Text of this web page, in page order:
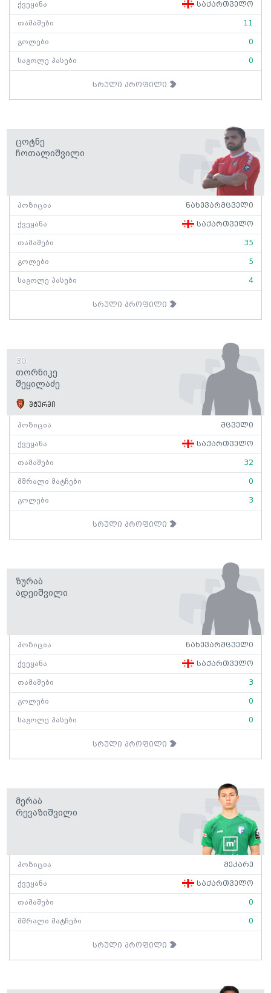
ქვეყანა საქართველო
თამაშები 11
გოლები 0
საგოლე პასები 0
სრული პროფილი
Ცოტნე
Ჩოთალიშვილი
პოზიცია ნახევარმცველი
ქვეყანა საქართველო
თამაშები 35
გოლები 5
საგოლე პასები 4
სრული პროფილი
30
Თორნიკე
Შეყილაძე
შტურმი
პოზიცია მცველი
ქვეყანა საქართველო
თამაშები 32
მშრალი მატჩები 0
გოლები 3
სრული პროფილი
Ზურაბ
Ადეიშვილი
პოზიცია ნახევარმცველი
ქვეყანა საქართველო
თამაშები 3
გოლები 0
საგოლე პასები 0
სრული პროფილი
Მერაბ
Რევაზიშვილი
პოზიცია მეკარე
ქვეყანა საქართველო
თამაშები 0
მშრალი მატჩები 0
სრული პროფილი